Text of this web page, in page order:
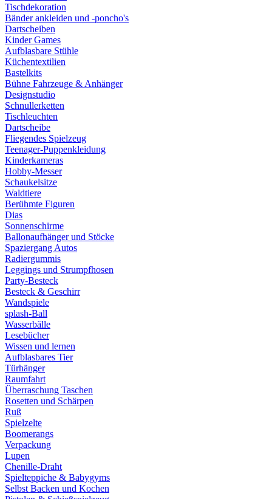
Tischdekoration
Bänder ankleiden und -poncho's
Dartscheiben
Kinder Games
Aufblasbare Stühle
Küchentextilien
Bastelkits
Bühne Fahrzeuge & Anhänger
Designstudio
Schnullerketten
Tischleuchten
Dartscheibe
Fliegendes Spielzeug
Teenager-Puppenkleidung
Kinderkameras
Hobby-Messer
Schaukelsitze
Waldtiere
Berühmte Figuren
Dias
Sonnenschirme
Ballonaufhänger und Stöcke
Spaziergang Autos
Radiergummis
Leggings und Strumpfhosen
Party-Besteck
Besteck & Geschirr
Wandspiele
splash-Ball
Wasserbälle
Lesebücher
Wissen und lernen
Aufblasbares Tier
Türhänger
Raumfahrt
Überraschung Taschen
Rosetten und Schärpen
Ruß
Spielzelte
Boomerangs
Verpackung
Lupen
Chenille-Draht
Spielteppiche & Babygyms
Selbst Backen und Kochen